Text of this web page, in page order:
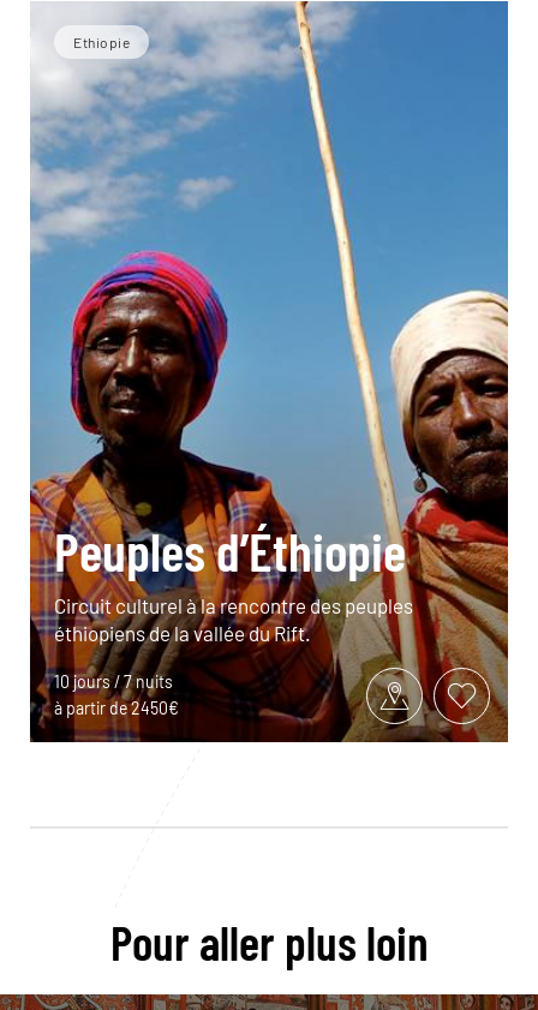
Ethiopie
Peuples d’Éthiopie
Circuit culturel à la rencontre des peuples
éthiopiens de la vallée du Rift.
10 jours / 7 nuits
à partir de 2450€
Pour aller plus loin